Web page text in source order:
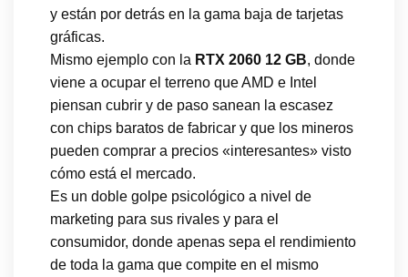
y están por detrás en la gama baja de tarjetas
gráficas.
Mismo ejemplo con la RTX 2060 12 GB, donde
viene a ocupar el terreno que AMD e Intel
piensan cubrir y de paso sanean la escasez
con chips baratos de fabricar y que los mineros
pueden comprar a precios «interesantes» visto
cómo está el mercado.
Es un doble golpe psicológico a nivel de
marketing para sus rivales y para el
consumidor, donde apenas sepa el rendimiento
de toda la gama que compite en el mismo